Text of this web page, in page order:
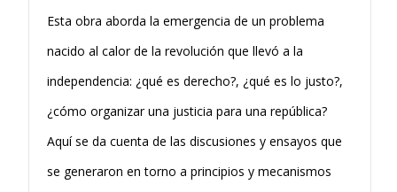
Esta obra aborda la emergencia de un problema
nacido al calor de la revolución que llevó a la
independencia: ¿qué es derecho?, ¿qué es lo justo?,
¿cómo organizar una justicia para una república?
Aquí se da cuenta de las discusiones y ensayos que
se generaron en torno a principios y mecanismos